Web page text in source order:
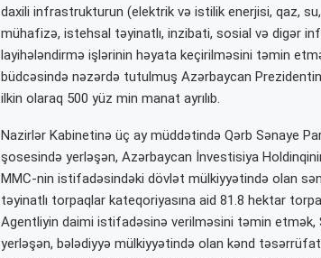
daxili infrastrukturun (elektrik və istilik enerjisi, qaz,
mühafizə, istehsal təyinatlı, inzibati, sosial və digər
layihələndirmə işlərinin həyata keçirilməsini təmin
büdcəsində nəzərdə tutulmuş Azərbaycan
ilkin olaraq 500 yüz min manat ayrılıb.
Nazirlər Kabinetinə üç ay müddətində Qərb Sənaye
şosesində yerləşən, Azərbaycan İnvestisiya
MMC-nin istifadəsindəki dövlət mülkiyyətində olan
təyinatlı torpaqlar kateqoriyasına aid 81.8 hektar
Agentliyin daimi istifadəsinə verilməsini təmin etmək,
yerləşən, bələdiyyə mülkiyyətində olan kənd